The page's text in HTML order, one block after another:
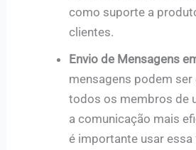
como suporte a
clientes.
Envio de Mensagens
mensagens podem ser
todos os membros de
a comunicação mais
é importante usar